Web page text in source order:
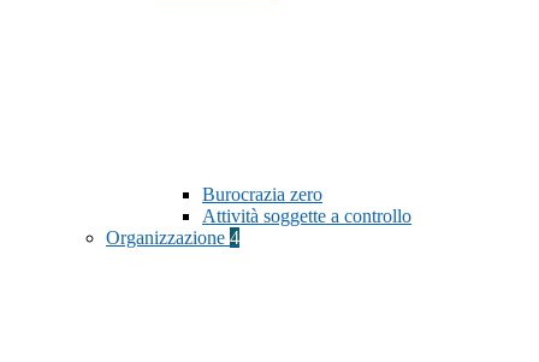
Burocrazia zero
Attività soggette a controllo
Organizzazione 4